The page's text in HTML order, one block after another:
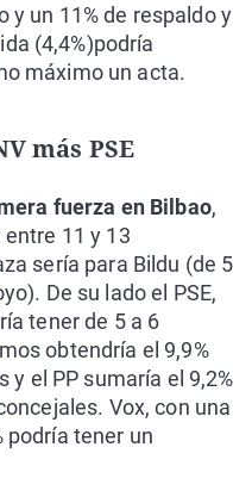
y un 11% de respaldo y
(4,4%)podría
máximo un acta.
más PSE
fuerza en Bilbao,
entre 11 y 13
sería para Bildu (de 5
De su lado el PSE,
tener de 5 a 6
obtendría el 9,9%
y el PP sumaría el 9,2%
Vox, con una
podría tener un